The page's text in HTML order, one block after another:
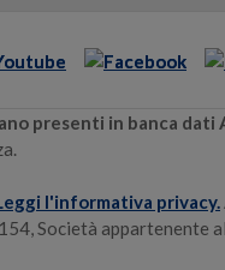
presenti in banca dati
l'informativa privacy.
Società appartenente